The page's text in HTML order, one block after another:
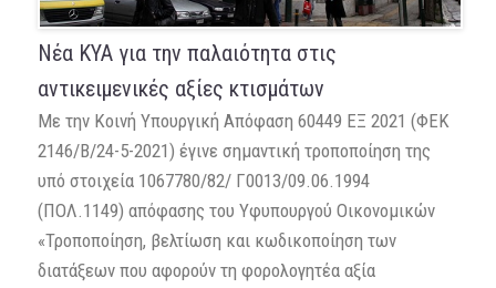
Νέα ΚΥΑ για την παλαιότητα στις
αντικειμενικές αξίες κτισμάτων
Με την Κοινή Υπουργική Απόφαση 60449 ΕΞ 2021 (ΦΕΚ
2146/Β/24-5-2021) έγινε σημαντική τροποποίηση της
υπό στοιχεία 1067780/82/ Γ0013/09.06.1994
(ΠΟΛ.1149) απόφασης του Υφυπουργού Οικονομικών
«Τροποποίηση, βελτίωση και κωδικοποίηση των
διατάξεων που αφορούν τη φορολογητέα αξία